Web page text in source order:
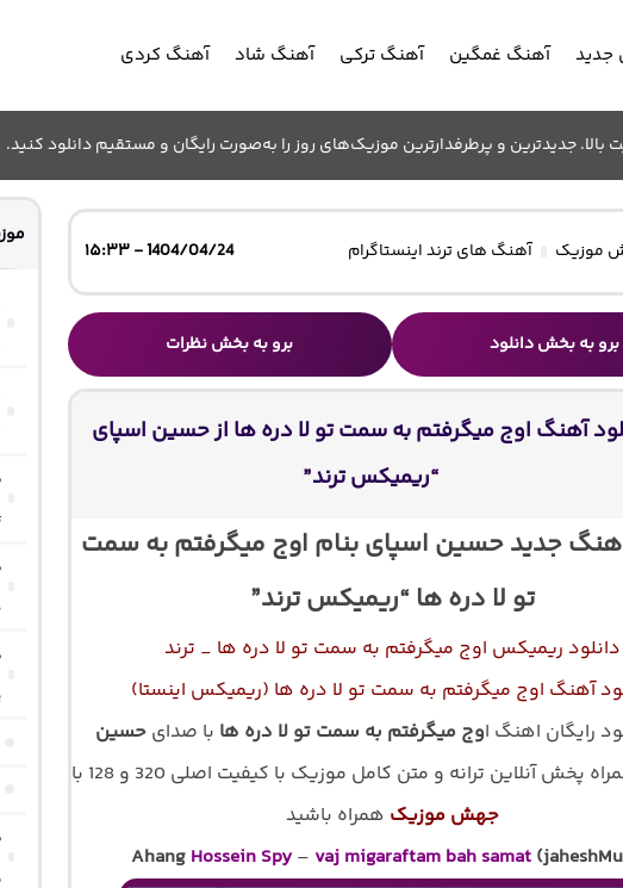
جدید آهنگ غمگین آهنگ ترکی آهنگ شاد آهنگ کردی
جدیدترین و پرطرفدارترین موزیک‌های روز را به‌صورت رایگان و مستقیم دانلود کنید.
موزیک آهنگ های ترند اینستاگرام 1404/04/24 - ۱۵:۳۳
برو به بخش دانلود برو به بخش نظرات
آهنگ اوج میگرفتم به سمت تو لا دره ها از حسین اسپای
“ریمیکس ترند”
جدید حسین اسپای بنام اوج میگرفتم به سمت
تو لا دره ها “ریمیکس ترند”
دانلود ریمیکس اوج میگرفتم به سمت تو لا دره ها _ ترند
آهنگ اوج میگرفتم به سمت تو لا دره ها (ریمیکس اینستا)
رایگان اهنگ اوج میگرفتم به سمت تو لا دره ها با صدایحسین
پخش آنلاین ترانه و متن کامل موزیک با کیفیت اصلی 320 و 128 با
جهش موزیک همراه باشید
Ahang Hossein Spy– vaj migaraftam bah samat